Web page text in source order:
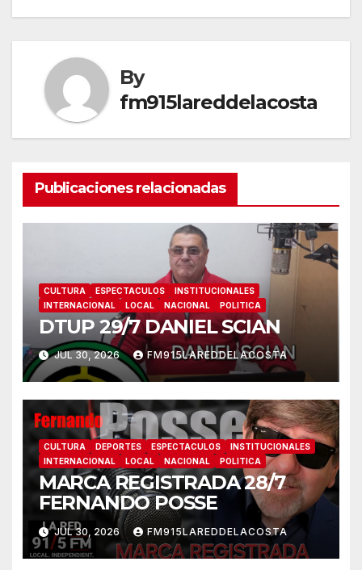
By
fm915lareddelacosta
Publicaciones relacionadas
CULTURA ESPECTACULOS
INSTITUCIONALES
INTERNACIONAL
LOCAL NACIONAL POLITICA
DTUP 29/7 DANIEL SCIAN
JUL 30, 2026 FM915LAREDDELACOSTA
CULTURA DEPORTES ESPECTACULOS
INSTITUCIONALES
INTERNACIONAL
LOCAL NACIONAL POLITICA
MARCA REGISTRADA 28/7
FERNANDO POSSE
JUL 30, 2026 FM915LAREDDELACOSTA